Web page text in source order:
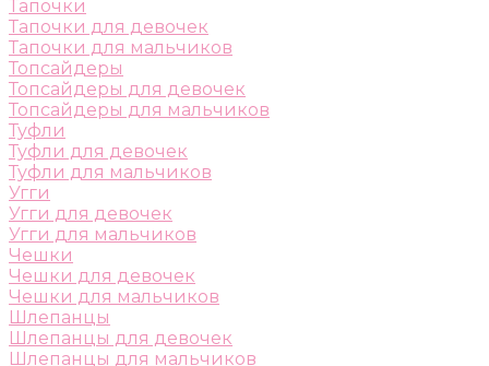
Тапочки
Тапочки для девочек
Тапочки для мальчиков
Топсайдеры
Топсайдеры для девочек
Топсайдеры для мальчиков
Туфли
Туфли для девочек
Туфли для мальчиков
Угги
Угги для девочек
Угги для мальчиков
Чешки
Чешки для девочек
Чешки для мальчиков
Шлепанцы
Шлепанцы для девочек
Шлепанцы для мальчиков